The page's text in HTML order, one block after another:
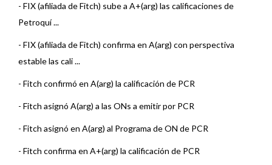
- FIX (afiliada de Fitch) sube a A+(arg) las calificaciones de
Petroquí ...
- FIX (afiliada de Fitch) confirma en A(arg) con perspectiva
estable las cali ...
- Fitch confirmó en A(arg) la calificación de PCR
- Fitch asignó A(arg) a las ONs a emitir por PCR
- Fitch asignó en A(arg) al Programa de ON de PCR
- Fitch confirma en A+(arg) la calificación de PCR